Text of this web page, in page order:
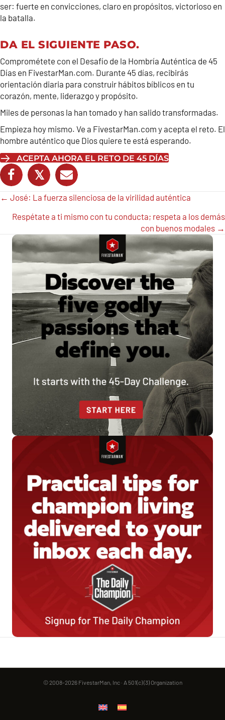
ser: fuerte en convicciones, claro en propósitos, victorioso en
la batalla.
DA EL SIGUIENTE PASO.
Comprométete con el Desafío de la Hombría Auténtica de 45
Días en FivestarMan.com. Durante 45 días, recibirás
orientación diaria para construir hábitos bíblicos en tu
corazón, mente, liderazgo y propósito.
Miles de personas la han tomado y han salido transformadas.
Empieza hoy mismo. Ve a FivestarMan.com y acepta el reto. El
hombre auténtico que Dios quiere te está esperando.
ACEPTA AHORA EL RETO DE 45 DÍAS
𝕏
Posts
navigation
← José: La fuerza silenciosa de la virilidad auténtica
Respétate a ti mismo con tu conducta; respeta a los demás
con buenos modales →
© 2008-2026 FivestarMan, Inc · A 501(c) (3) Organization